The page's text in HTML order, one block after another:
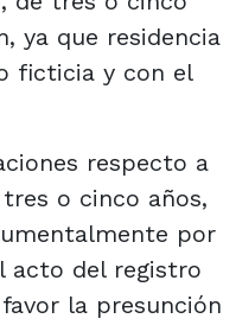
ya que residencia
ficticia y con el
respecto a
o cinco años,
por
acto del registro
la presunción